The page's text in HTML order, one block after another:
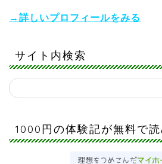
→詳しいプロフィールをみる
サイト内検索
1000円の体験記が無料で